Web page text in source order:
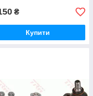
₴
Купити